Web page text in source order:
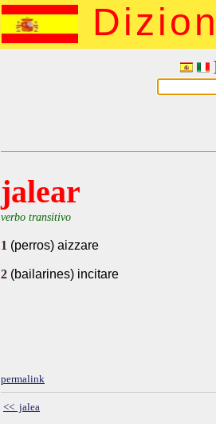
jalear
verbo transitivo
1 (perros) aizzare
2 (bailarines) incitare
permalink
<< jalea